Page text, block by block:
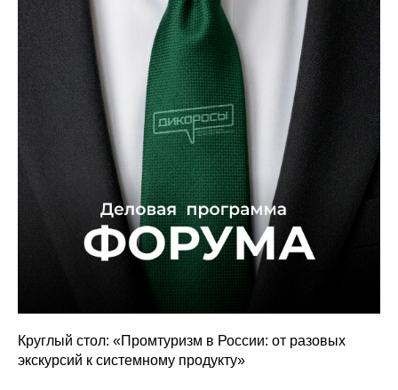
Круглый стол: «Промтуризм в России: от разовых
экскурсий к системному продукту»